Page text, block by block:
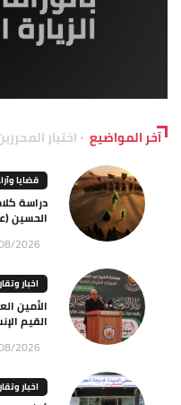
آخر المواضيع اختيار
قضايا
دراسة
الحسين
2026
اخبار
الأمين
القيم
2026
اخبار